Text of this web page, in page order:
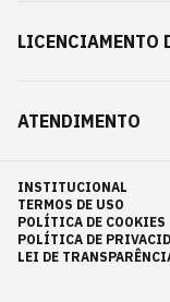
LICENCIAMENTO
ATENDIMENTO
INSTITUCIONAL
TERMOS DE USO
POLÍTICA DE COOKIES
POLÍTICA DE
LEI DE